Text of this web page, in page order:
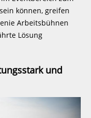
können, greifen
Arbeitsbühnen
Lösung
und